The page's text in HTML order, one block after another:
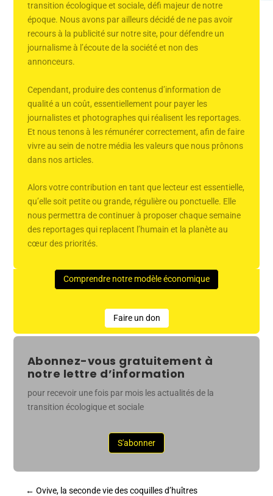
transition écologique et sociale, défi majeur de notre
époque. Nous avons par ailleurs décidé de ne pas avoir
recours à la publicité sur notre site, pour défendre un
journalisme à l’écoute de la société et non des
annonceurs.
Cependant, produire des contenus d’information de
qualité a un coût, essentiellement pour payer les
journalistes et photographes qui réalisent les reportages.
Et nous tenons à les rémunérer correctement, afin de faire
vivre au sein de notre média les valeurs que nous prônons
dans nos articles.
Alors votre contribution en tant que lecteur est essentielle,
qu’elle soit petite ou grande, régulière ou ponctuelle. Elle
nous permettra de continuer à proposer chaque semaine
des reportages qui replacent l’humain et la planète au
cœur des priorités.
Comprendre notre modèle économique
Faire un don
Abonnez-vous gratuitement à
notre lettre d’information
pour recevoir une fois par mois les actualités de la
transition écologique et sociale
S'abonner
←Ovive, la seconde vie des coquilles d’huîtres